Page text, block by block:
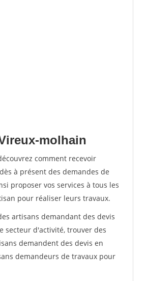
molhain
comment recevoir
à présent des demandes de
proposer vos services à tous les
pour réaliser leurs travaux.
artisans demandant des devis
secteur d'activité, trouver des
demandent des devis en
demandeurs de travaux pour